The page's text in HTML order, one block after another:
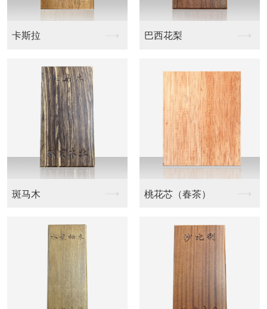
卡斯拉 巴西花梨
斑马木 桃花芯（春茶）